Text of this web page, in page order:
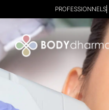
PROFESSIONNELS